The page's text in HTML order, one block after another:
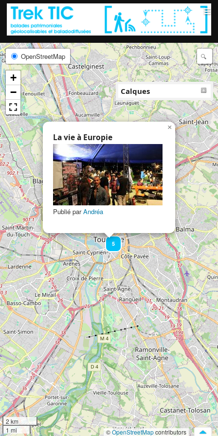
≡
5
La vie à Europie
Publié parAndréa
×
OpenStreetMap
+
−
Calques
2 km
1 mi
©OpenStreetMapcontributors